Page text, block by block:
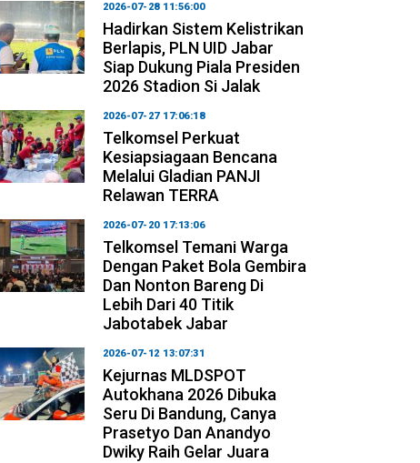
2026-07-28 11:56:00
Hadirkan Sistem Kelistrikan
Berlapis, PLN UID Jabar
Siap Dukung Piala Presiden
2026 Stadion Si Jalak
2026-07-27 17:06:18
Telkomsel Perkuat
Kesiapsiagaan Bencana
Melalui Gladian PANJI
Relawan TERRA
2026-07-20 17:13:06
Telkomsel Temani Warga
Dengan Paket Bola Gembira
Dan Nonton Bareng Di
Lebih Dari 40 Titik
Jabotabek Jabar
2026-07-12 13:07:31
Kejurnas MLDSPOT
Autokhana 2026 Dibuka
Seru Di Bandung, Canya
Prasetyo Dan Anandyo
Dwiky Raih Gelar Juara